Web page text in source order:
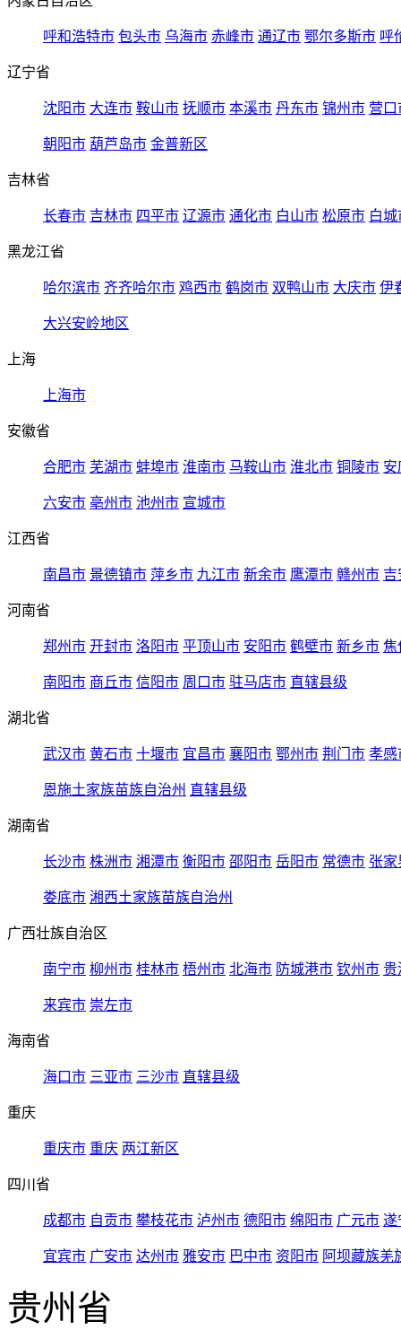
呼和浩特市 包头市 乌海市 赤峰市 通辽市 鄂尔多斯市 呼
辽宁省
沈阳市 大连市 鞍山市 抚顺市 本溪市 丹东市 锦州市 营口
朝阳市 葫芦岛市 金普新区
吉林省
长春市 吉林市 四平市 辽源市 通化市 白山市 松原市 白城
黑龙江省
哈尔滨市 齐齐哈尔市 鸡西市 鹤岗市 双鸭山市 大庆市 伊
大兴安岭地区
上海
上海市
安徽省
合肥市 芜湖市 蚌埠市 淮南市 马鞍山市 淮北市 铜陵市 安
六安市 亳州市 池州市 宣城市
江西省
南昌市 景德镇市 萍乡市 九江市 新余市 鹰潭市 赣州市 吉
河南省
郑州市 开封市 洛阳市 平顶山市 安阳市 鹤壁市 新乡市 焦
南阳市 商丘市 信阳市 周口市 驻马店市 直辖县级
湖北省
武汉市 黄石市 十堰市 宜昌市 襄阳市 鄂州市 荆门市 孝感
恩施土家族苗族自治州 直辖县级
湖南省
长沙市 株洲市 湘潭市 衡阳市 邵阳市 岳阳市 常德市 张家
娄底市 湘西土家族苗族自治州
广西壮族自治区
南宁市 柳州市 桂林市 梧州市 北海市 防城港市 钦州市 贵
来宾市 崇左市
海南省
海口市 三亚市 三沙市 直辖县级
重庆
重庆市 重庆 两江新区
四川省
成都市 自贡市 攀枝花市 泸州市 德阳市 绵阳市 广元市 遂
宜宾市 广安市 达州市 雅安市 巴中市 资阳市 阿坝藏族羌
贵州省